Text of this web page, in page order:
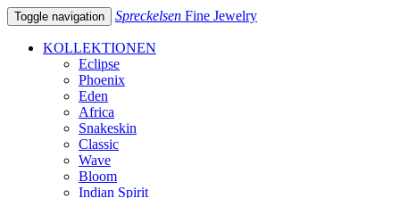
Toggle navigation Spreckelsen Fine Jewelry
KOLLEKTIONEN
Eclipse
Phoenix
Eden
Africa
Snakeskin
Classic
Wave
Bloom
Indian Spirit